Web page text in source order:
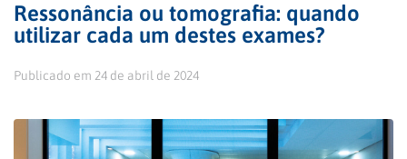
Ressonância ou tomografia: quando
utilizar cada um destes exames?
Publicado em 24 de abril de 2024